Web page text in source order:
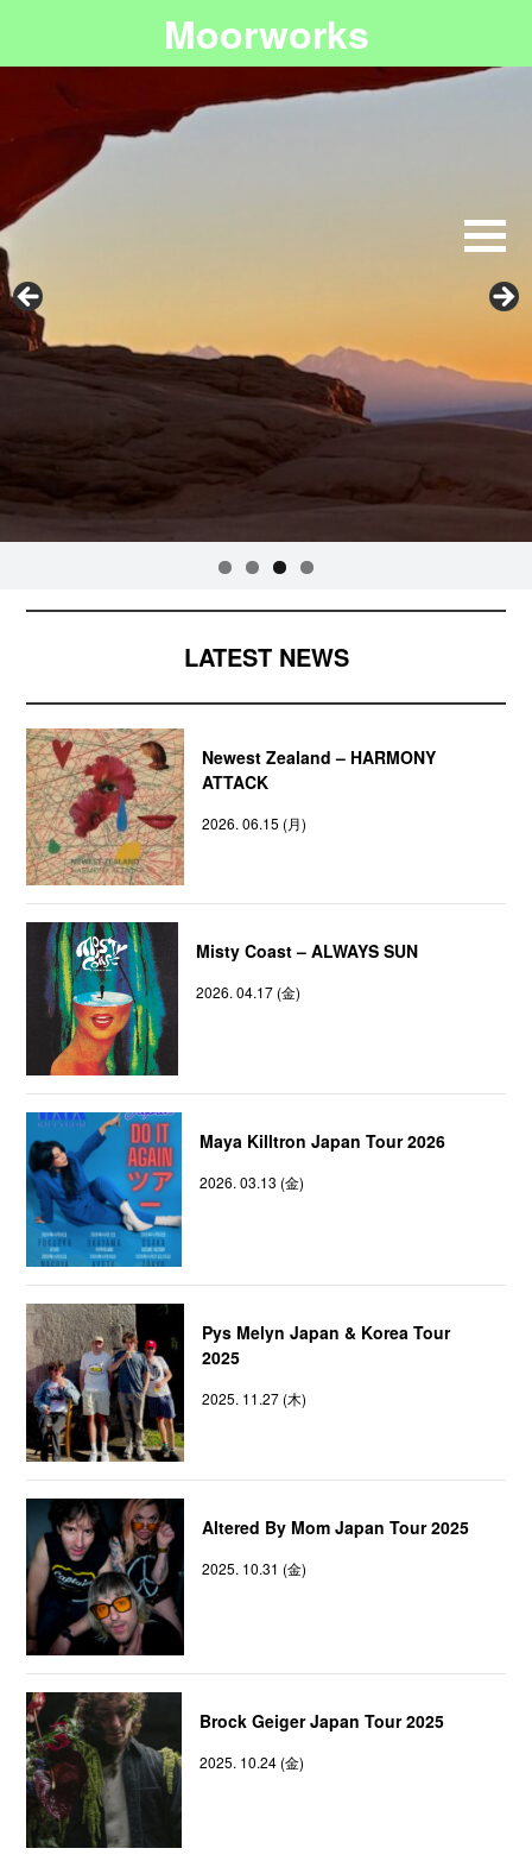
Moorworks
LATEST NEWS
Newest Zealand – HARMONY
ATTACK
2026. 06.15 (月)
Misty Coast – ALWAYS SUN
2026. 04.17 (金)
Maya Killtron Japan Tour 2026
2026. 03.13 (金)
Pys Melyn Japan & Korea Tour
2025
2025. 11.27 (木)
Altered By Mom Japan Tour 2025
2025. 10.31 (金)
Brock Geiger Japan Tour 2025
2025. 10.24 (金)